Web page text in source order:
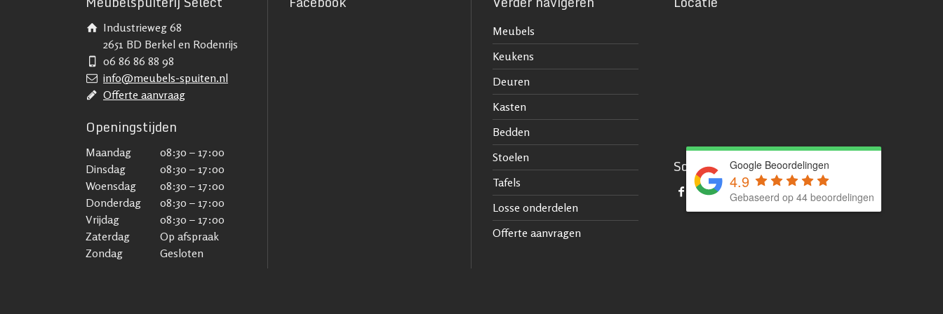
Industrieweg 68
2651 BD Berkel en Rodenrijs
06 86 86 88 98
info@meubels-spuiten.nl
Offerte aanvraag
Openingstijden
Maandag
08:30 – 17:00
Dinsdag
08:30 – 17:00
Woensdag
08:30 – 17:00
Donderdag
08:30 – 17:00
Vrijdag
08:30 – 17:00
Zaterdag
Op afspraak
Zondag
Gesloten
Meubels
Keukens
Deuren
Kasten
Bedden
Stoelen
Tafels
Losse onderdelen
Offerte aanvragen
Social mediaGoogle Beoordelingen
4.9
Gebaseerd op 44 beoordelingen